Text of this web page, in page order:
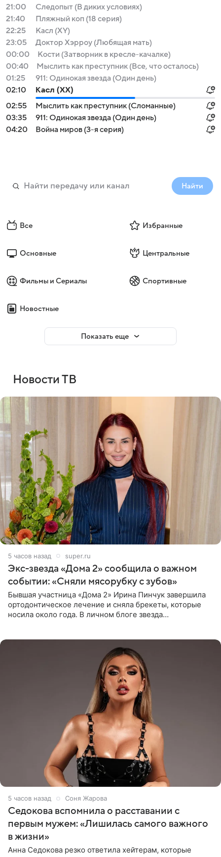
21:00
Следопыт (В диких условиях)
21:40
Пляжный коп (18 серия)
22:25
Касл (XY)
23:05
Доктор Хэрроу (Любящая мать)
00:00
Кости (Затворник в кресле-качалке)
00:40
Мыслить как преступник (Все, что осталось)
01:25
911: Одинокая звезда (Один день)
02:10
Касл (XX)
02:55
Мыслить как преступник (Сломанные)
03:35
911: Одинокая звезда (Один день)
04:20
Война миров (3-я серия)
Найти
Все Избранные
Основные Центральные
Фильмы и Сериалы Спортивные
Новостные
Показать еще
Новости ТВ
5 часов назад super.ru
Экс-звезда «Дома 2» сообщила о важном
событии: «Сняли мясорубку с зубов»
Бывшая участница «Дома 2» Ирина Пинчук завершила
ортодонтическое лечение и сняла брекеты, которые
носила около года. В личном блоге звезда
5 часов назад Соня Жарова
Седокова вспомнила о расставании с
первым мужем: «Лишилась самого важного
в жизни»
Анна Седокова резко ответила хейтерам, которые